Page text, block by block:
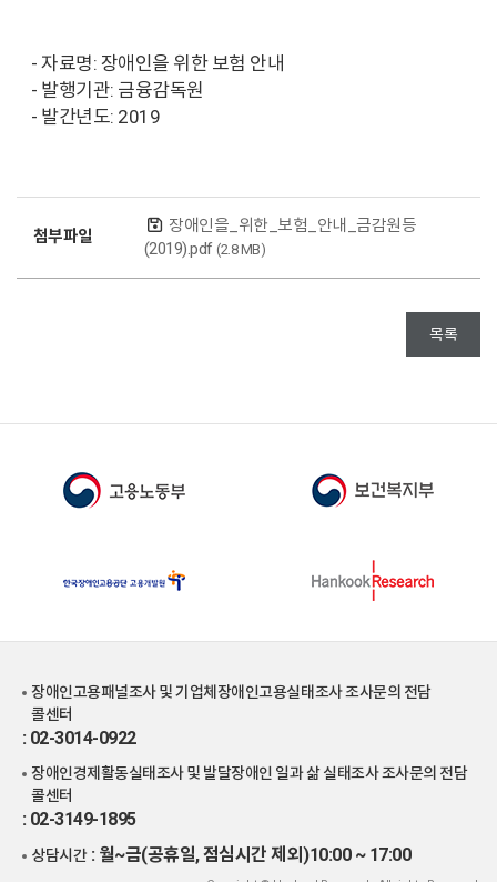
- 자료명: 장애인을 위한 보험 안내
- 발행기관: 금융감독원
- 발간년도: 2019
첨부파일
장애인을_위한_보험_안내_금감원등
(2019).pdf(2.8 MB)
목록
장애인고용패널조사 및 기업체장애인고용실태조사 조사문의 전담
콜센터
: 02-3014-0922
장애인경제활동실태조사 및 발달장애인 일과 삶 실태조사 조사문의 전담
콜센터
: 02-3149-1895
상담시간 : 월~금(공휴일, 점심시간 제외)10:00 ~ 17:00